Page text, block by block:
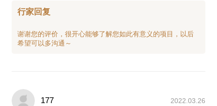
行家回复
谢谢您的评价，很开心能够了解您如此有意义的项目，以后
177 2022.03.26